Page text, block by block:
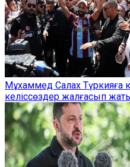
Мұхаммед Салах Түркияға
келіссөздер жалғасып